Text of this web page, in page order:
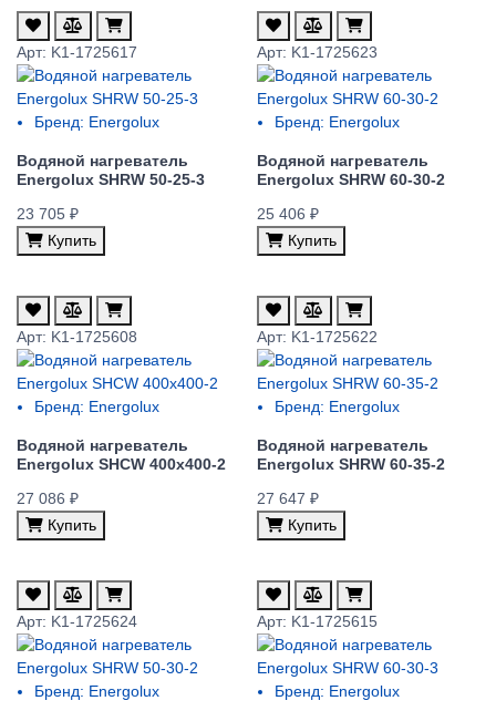
Арт: K1-1725617
Бренд: Energolux
Водяной нагреватель
Energolux SHRW 50-25-3
23 705 ₽
Купить
Арт: K1-1725623
Бренд: Energolux
Водяной нагреватель
Energolux SHRW 60-30-2
25 406 ₽
Купить
Арт: K1-1725608
Бренд: Energolux
Водяной нагреватель
Energolux SHCW 400x400-2
27 086 ₽
Купить
Арт: K1-1725622
Бренд: Energolux
Водяной нагреватель
Energolux SHRW 60-35-2
27 647 ₽
Купить
Арт: K1-1725624
Бренд: Energolux
Арт: K1-1725615
Бренд: Energolux